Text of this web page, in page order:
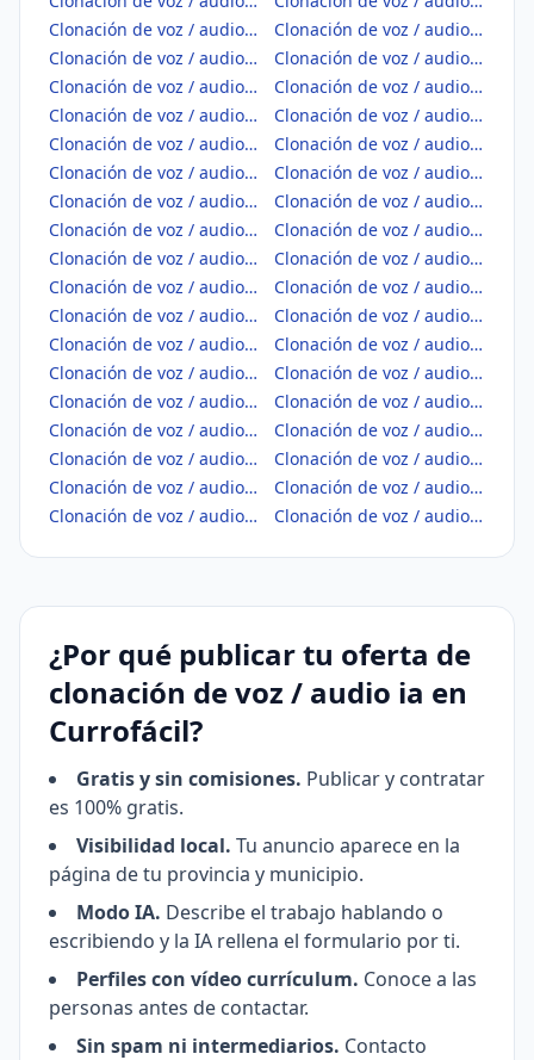
Clonación de voz / audio IA en Ciudad Real
Clonación de voz / audio IA en Córdoba
Clonación de voz / audio IA en Coruña, A
Clonación de voz / audio IA en Cuenca
Clonación de voz / audio IA en Gipuzkoa
Clonación de voz / audio IA en Girona
Clonación de voz / audio IA en Granada
Clonación de voz / audio IA en Guadalajara
Clonación de voz / audio IA en Huelva
Clonación de voz / audio IA en Huesca
Clonación de voz / audio IA en Jaén
Clonación de voz / audio IA en León
Clonación de voz / audio IA en Lleida
Clonación de voz / audio IA en Lugo
Clonación de voz / audio IA en Madrid
Clonación de voz / audio IA en Málaga
Clonación de voz / audio IA en Melilla
Clonación de voz / audio IA en Murcia
Clonación de voz / audio IA en Navarra
Clonación de voz / audio IA en Ourense
Clonación de voz / audio IA en Palencia
Clonación de voz / audio IA en Palmas, Las
Clonación de voz / audio IA en Pontevedra
Clonación de voz / audio IA en Rioja, La
Clonación de voz / audio IA en Salamanca
Clonación de voz / audio IA en Santa Cruz de Tenerife
Clonación de voz / audio IA en Segovia
Clonación de voz / audio IA en Sevilla
Clonación de voz / audio IA en Soria
Clonación de voz / audio IA en Tarragona
Clonación de voz / audio IA en Teruel
Clonación de voz / audio IA en Toledo
Clonación de voz / audio IA en Valencia/València
Clonación de voz / audio IA en Valladolid
Clonación de voz / audio IA en Zamora
Clonación de voz / audio IA en Zaragoza
¿Por qué publicar tu oferta de
clonación de voz / audio ia en
Currofácil?
Gratis y sin comisiones. Publicar y contratar
es 100% gratis.
Visibilidad local. Tu anuncio aparece en la
página de tu provincia y municipio.
Modo IA. Describe el trabajo hablando o
escribiendo y la IA rellena el formulario por ti.
Perfiles con vídeo currículum. Conoce a las
personas antes de contactar.
Sin spam ni intermediarios. Contacto